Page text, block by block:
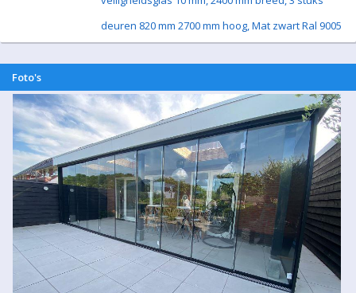
deuren 820 mm 2700 mm hoog, Mat zwart Ral 9005
Foto's